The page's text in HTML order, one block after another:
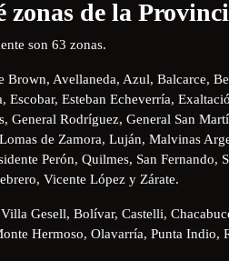
zonas de la
son 63 zonas.
Brown, Avellaneda, Azul, Balcarce,
Escobar, Esteban Echeverría,
General Rodríguez, General San
de Zamora, Luján, Malvinas
Perón, Quilmes, San
Vicente López y Zárate.
Gesell, Bolívar, Castelli,
Hermoso, Olavarría, Punta Indio,